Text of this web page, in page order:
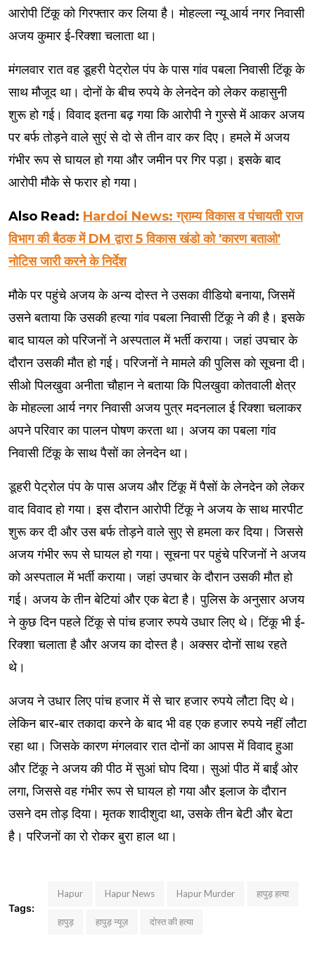
आरोपी टिंकू को गिरफ्तार कर लिया है। मोहल्ला न्यू आर्य नगर निवासी
अजय कुमार ई-रिक्शा चलाता था।
मंगलवार रात वह डूहरी पेट्रोल पंप के पास गांव पबला निवासी टिंकू के
साथ मौजूद था। दोनों के बीच रुपये के लेनदेन को लेकर कहासुनी
शुरू हो गई। विवाद इतना बढ़ गया कि आरोपी ने गुस्से में आकर अजय
पर बर्फ तोड़ने वाले सुएं से दो से तीन वार कर दिए। हमले में अजय
गंभीर रूप से घायल हो गया और जमीन पर गिर पड़ा। इसके बाद
आरोपी मौके से फरार हो गया।
Also Read: Hardoi News: ग्राम्य विकास व पंचायती राज
विभाग की बैठक में DM द्वारा 5 विकास खंडो को 'कारण बताओ'
नोटिस जारी करने के निर्देश
मौके पर पहुंचे अजय के अन्य दोस्त ने उसका वीडियो बनाया, जिसमें
उसने बताया कि उसकी हत्या गांव पबला निवासी टिंकू ने की है। इसके
बाद घायल को परिजनों ने अस्पताल में भर्ती कराया। जहां उपचार के
दौरान उसकी मौत हो गई। परिजनों ने मामले की पुलिस को सूचना दी।
सीओ पिलखुवा अनीता चौहान ने बताया कि पिलखुवा कोतवाली क्षेत्र
के मोहल्ला आर्य नगर निवासी अजय पुत्र मदनलाल ई रिक्शा चलाकर
अपने परिवार का पालन पोषण करता था। अजय का पबला गांव
निवासी टिंकू के साथ पैसों का लेनदेन था।
डूहरी पेट्रोल पंप के पास अजय और टिंकू में पैसों के लेनदेन को लेकर
वाद विवाद हो गया। इस दौरान आरोपी टिंकू ने अजय के साथ मारपीट
शुरू कर दी और उस बर्फ तोड़ने वाले सुए से हमला कर दिया। जिससे
अजय गंभीर रूप से घायल हो गया। सूचना पर पहुंचे परिजनों ने अजय
को अस्पताल में भर्ती कराया। जहां उपचार के दौरान उसकी मौत हो
गई। अजय के तीन बेटियां और एक बेटा है। पुलिस के अनुसार अजय
ने कुछ दिन पहले टिंकू से पांच हजार रुपये उधार लिए थे। टिंकू भी ई-
रिक्शा चलाता है और अजय का दोस्त है। अक्सर दोनों साथ रहते
थे।
अजय ने उधार लिए पांच हजार में से चार हजार रुपये लौटा दिए थे।
लेकिन बार-बार तकादा करने के बाद भी वह एक हजार रुपये नहीं लौटा
रहा था। जिसके कारण मंगलवार रात दोनों का आपस में विवाद हुआ
और टिंकू ने अजय की पीठ में सुआं घोप दिया। सुआं पीठ में बाईं ओर
लगा, जिससे वह गंभीर रूप से घायल हो गया और इलाज के दौरान
उसने दम तोड़ दिया। मृतक शादीशुदा था, उसके तीन बेटी और बेटा
है। परिजनों का रो रोकर बुरा हाल था।
Tags:
Hapur Hapur News Hapur Murder हापुड़ हत्या
हापुड़ हापुड़ न्यूज़ दोस्त की हत्या